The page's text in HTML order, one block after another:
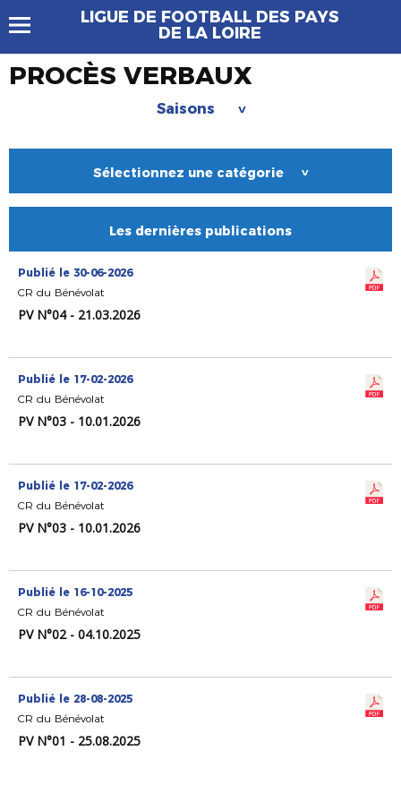
LIGUE DE FOOTBALL DES PAYS
DE LA LOIRE
PROCÈS VERBAUX
Saisons >
Sélectionnez une catégorie >
Les dernières publications
Publié le 30-06-2026
CR du Bénévolat
PV N°04 - 21.03.2026
Publié le 17-02-2026
CR du Bénévolat
PV N°03 - 10.01.2026
Publié le 17-02-2026
CR du Bénévolat
PV N°03 - 10.01.2026
Publié le 16-10-2025
CR du Bénévolat
PV N°02 - 04.10.2025
Publié le 28-08-2025
CR du Bénévolat
PV N°01 - 25.08.2025